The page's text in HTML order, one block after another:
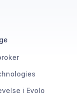
i Evolo